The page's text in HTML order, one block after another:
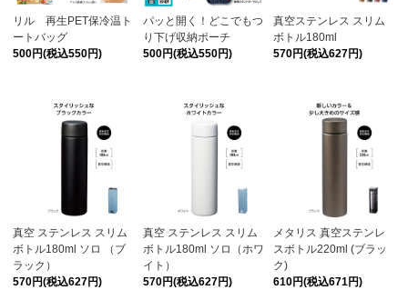
リル 再生PET保冷温ト
ートバッグ
500円(税込550円)
パッと開く！どこでもつ
り下げ収納ポーチ
500円(税込550円)
真空ステンレス スリム
ボトル180ml
570円(税込627円)
真空 ステンレス スリム
ボトル180ml ソロ （ブ
ラック）
570円(税込627円)
真空 ステンレス スリム
ボトル180ml ソロ（ホワ
イト）
570円(税込627円)
メタリス 真空ステンレ
スボトル220ml (ブラッ
ク)
610円(税込671円)